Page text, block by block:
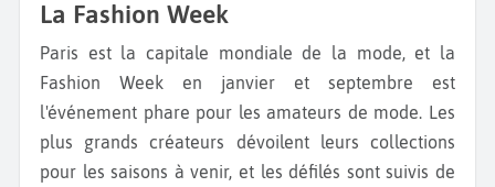
La Fashion Week
Paris est la capitale mondiale de la mode, et la
Fashion Week en janvier et septembre est
l'événement phare pour les amateurs de mode. Les
plus grands créateurs dévoilent leurs collections
pour les saisons à venir, et les défilés sont suivis de